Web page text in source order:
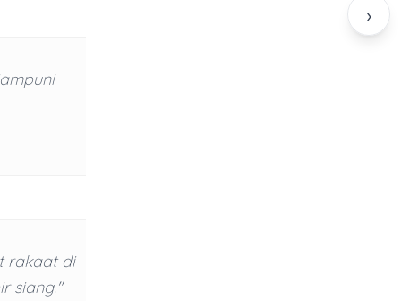
›
rakaat di
siang."